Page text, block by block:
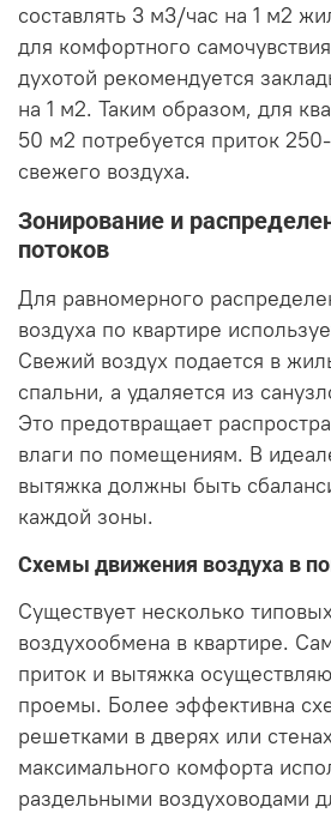
составлять 3 м3/час на 1 м2
для комфортного
духотой рекомендуется
на 1 м2. Таким образом, для
50 м2 потребуется приток
свежего воздуха.
Зонирование и
потоков
Для равномерного
воздуха по квартире
Свежий воздух подается в
спальни, а удаляется из
Это предотвращает
влаги по помещениям. В
вытяжка должны быть
каждой зоны.
Схемы движения воздуха в
Существует несколько
воздухообмена в квартире.
приток и вытяжка
проемы. Более эффективна
решетками в дверях или
максимального комфорта
раздельными воздуховодами